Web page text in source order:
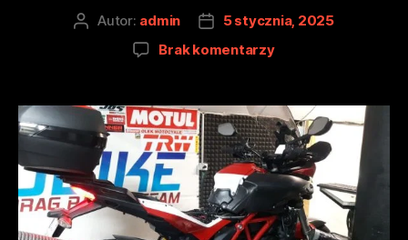
Autor: admin
5 stycznia, 2025
Brak komentarzy